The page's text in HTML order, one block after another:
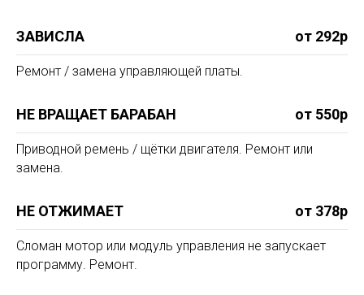
ЗАВИСЛА от 292р
Ремонт / замена управляющей платы.
НЕ ВРАЩАЕТ БАРАБАН от 550р
Приводной ремень / щётки двигателя. Ремонт или
замена.
НЕ ОТЖИМАЕТ от 378р
Сломан мотор или модуль управления не запускает
программу. Ремонт.